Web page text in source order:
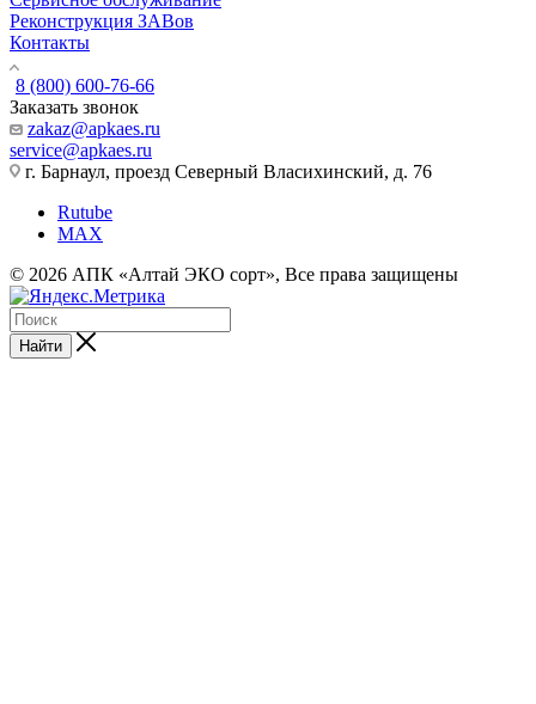
Реконструкция ЗАВов
Контакты
8 (800) 600-76-66
Заказать звонок
zakaz@apkaes.ru
service@apkaes.ru
г. Барнаул, проезд Северный Власихинский, д. 76
Rutube
MAX
© 2026 АПК «Алтай ЭКО сорт», Все права защищены
Найти